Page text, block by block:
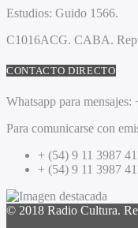
Estudios: Guido 1566.
C1016ACG. CABA.
CONTACTO DIRECTO
Whatsapp para mensajes:
Para comunicarse con
+ (54) 9 11 3987
+ (54) 9 11 3987
© 2018 Radio Cultura.